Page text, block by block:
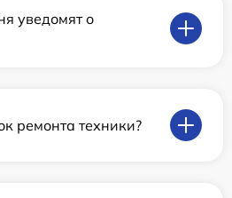
уведомят о
ремонта техники?